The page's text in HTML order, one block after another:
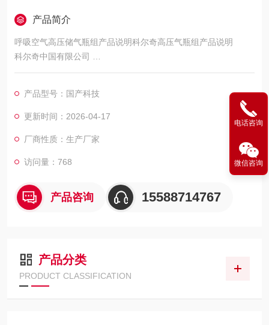
产品简介
呼吸空气高压储气瓶组产品说明科尔奇高压气瓶组产品说明
科尔奇中国有限公司
高压储气瓶组在充气系统中是的组成部份,它可以储存的高压气体,
压缩机的使用寿命和效率.
产品型号：国产科技
更新时间：2026-04-17
厂商性质：生产厂家
访问量：768
产品咨询 15588714767
产品分类
PRODUCT CLASSIFICATION
电话咨询
微信咨询